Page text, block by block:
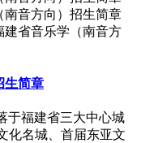
建省音乐学（南音方
生简章
于福建省三大中心城
化名城、首届东亚文